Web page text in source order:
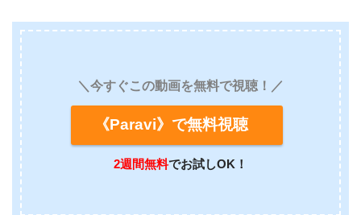
＼今すぐこの動画を無料で視聴！／
《Paravi》で無料視聴
2週間無料でお試しOK！